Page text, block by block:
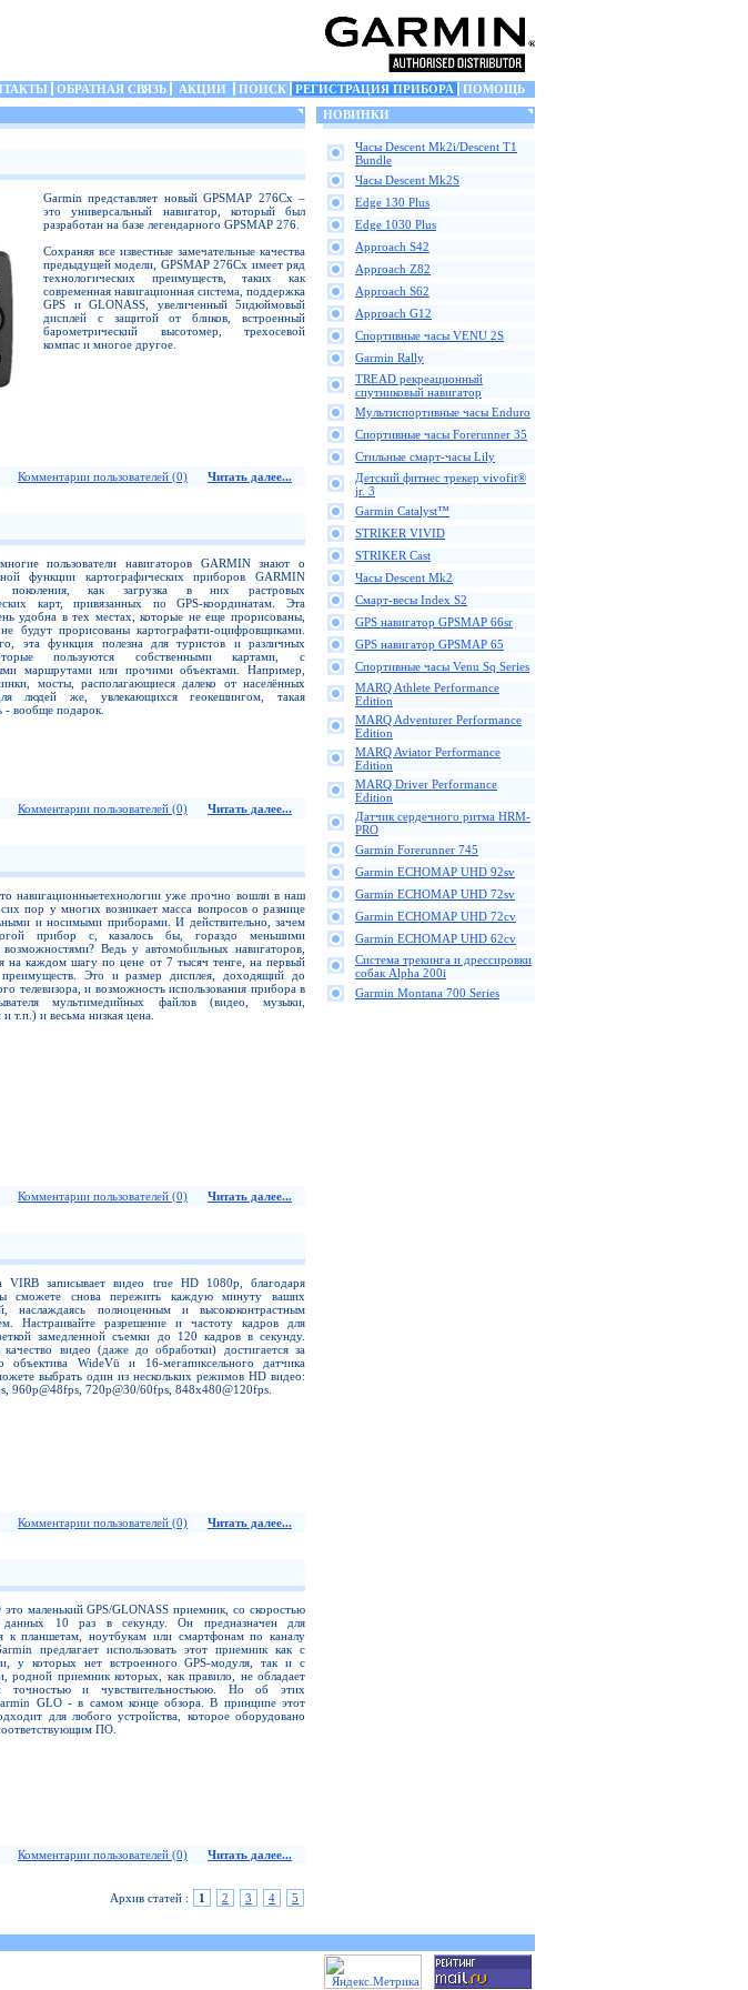
ОБРАТНАЯ СВЯЗЬ АКЦИИ ПОИСК РЕГИСТРАЦИЯ ПРИБОРА
ПОМОЩЬ
Garmin представляет новый GPSMAP 276Cx –
это универсальный навигатор, который был
разработан на базе легендарного GPSMAP 276.
Сохраняя все известные замечательные качества
предыдущей модели, GPSMAP 276Cx имеет ряд
технологических преимуществ, таких как
современная навигационная система, поддержка
GPS и GLONASS, увеличенный 5идюймовый
дисплей с защитой от бликов, встроенный
барометрический высотомер, трехосевой
компас и многое другое.
Комментарии пользователей (0) Читать далее...
пользователи навигаторов GARMIN знают о
функции картографических приборов GARMIN
поколения, как загрузка в них растровых
карт, привязанных по GPS-координатам. Эта
удобна в тех местах, которые не еще прорисованы,
будут прорисованы картографати-оцифровщиками.
эта функция полезна для туристов и различных
пользуются собственными картами, с
маршрутами или прочими объектами. Например,
мосты, располагающиеся далеко от населённых
людей же, увлекающихся геокешингом, такая
- вообще подарок.
Комментарии пользователей (0) Читать далее...
навигационныетехнологии уже прочно вошли в наш
пор у многих возникает масса вопросов о разнице
и носимыми приборами. И действительно, зачем
прибор с, казалось бы, гораздо меньшими
Ведь у автомобильных навигаторов,
на каждом шагу по цене от 7 тысяч тенге, на первый
преимуществ. Это и размер дисплея, доходящий до
телевизора, и возможность использования прибора в
мультимедийных файлов (видео, музыки,
т.п.) и весьма низкая цена.
Комментарии пользователей (0) Читать далее...
VIRB записывает видео true HD 1080p, благодаря
сможете снова пережить каждую минуту ваших
наслаждаясь полноценным и высококонтрастным
Настраивайте разрешение и частоту кадров для
замедленной съемки до 120 кадров в секунду.
видео (даже до обработки) достигается за
объектива WideVü и 16-мегапиксельного датчика
выбрать один из нескольких режимов HD видео:
960p@48fps, 720p@30/60fps, 848x480@120fps.
Комментарии пользователей (0) Читать далее...
маленький GPS/GLONASS приемник, со скоростью
данных 10 раз в секунду. Он предназначен для
к планшетам, ноутбукам или смартфонам по каналу
предлагает использовать этот приемник как с
у которых нет встроенного GPS-модуля, так и с
родной приемник которых, как правило, не обладает
точностью и чувствительностьюю. Но об этих
GLO - в самом конце обзора. В принципе этот
для любого устройства, которое оборудовано
ПО.
Комментарии пользователей (0) Читать далее...
Архив статей : 1 2 3 4 5
НОВИНКИ
Часы Descent Mk2i/Descent T1
Bundle
Часы Descent Mk2S
Edge 130 Plus
Edge 1030 Plus
Approach S42
Approach Z82
Approach S62
Approach G12
Спортивные часы VENU 2S
Garmin Rally
TREAD рекреационный
спутниковый навигатор
Мультиспортивные часы Enduro
Спортивные часы Forerunner 35
Стильные смарт-часы Lily
Детский фитнес трекер vivofit®
jr. 3
Garmin Catalyst™
STRIKER VIVID
STRIKER Cast
Часы Descent Mk2
Смарт-весы Index S2
GPS навигатор GPSMAP 66sr
GPS навигатор GPSMAP 65
Спортивные часы Venu Sq Series
MARQ Athlete Performance
Edition
MARQ Adventurer Performance
Edition
MARQ Aviator Performance
Edition
MARQ Driver Performance
Edition
Датчик сердечного ритма HRM-
PRO
Garmin Forerunner 745
Garmin ECHOMAP UHD 92sv
Garmin ECHOMAP UHD 72sv
Garmin ECHOMAP UHD 72cv
Garmin ECHOMAP UHD 62cv
Cистема трекинга и дрессировки
собак Alpha 200i
Garmin Montana 700 Series